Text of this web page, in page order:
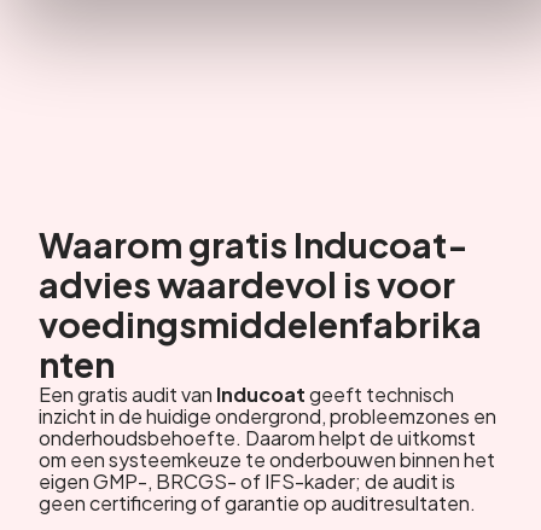
Waarom gratis Inducoat-
advies waardevol is voor
voedingsmiddelenfabrika
nten
Een gratis audit van Inducoatgeeft technisch
inzicht in de huidige ondergrond, probleemzones en
onderhoudsbehoefte. Daarom helpt de uitkomst
om een systeemkeuze te onderbouwen binnen het
eigen GMP-, BRCGS- of IFS-kader; de audit is
geen certificering of garantie op auditresultaten.